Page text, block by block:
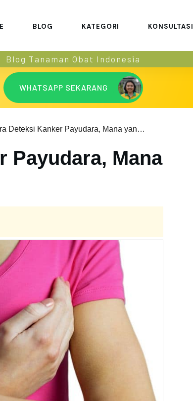
BLOG KATEGORI KONSULTASI
Blog Tanaman Obat Indonesia
WHATSAPP SEKARANG
Cara Deteksi Kanker Payudara, Mana yang Efektif?
Payudara, Mana